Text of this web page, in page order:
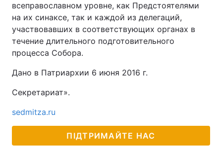
всеправославном уровне, как Предстоятелями
на их синаксе, так и каждой из делегаций,
участвовавших в соответствующих органах в
течение длительного подготовительного
процесса Собора.
Дано в Патриархии 6 июня 2016 г.
Секретариат».
sedmitza.ru
ПІДТРИМАЙТЕ НАС